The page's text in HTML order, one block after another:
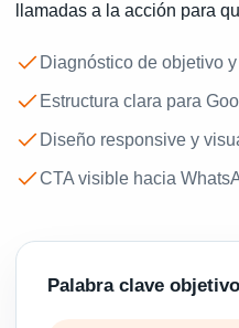
llamadas a la acción para
Diagnóstico de objetivo
Estructura clara para
Diseño responsive y
CTA visible hacia
Palabra clave objetivo